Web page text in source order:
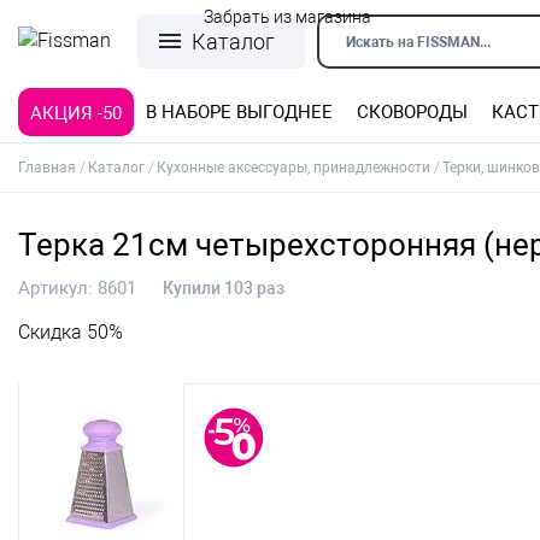
Каталог Искать на FISSMAN...
Забрать из магазина
АКЦИЯ -50 В НАБОРЕ ВЫГОДНЕЕ СКОВОРОДЫ
Главная Каталог Кухонные аксессуары, принадлежности Терки,
Терка 21см четырехсторонняя
Артикул: 8601 Купили 103 раз
Скидка 50%